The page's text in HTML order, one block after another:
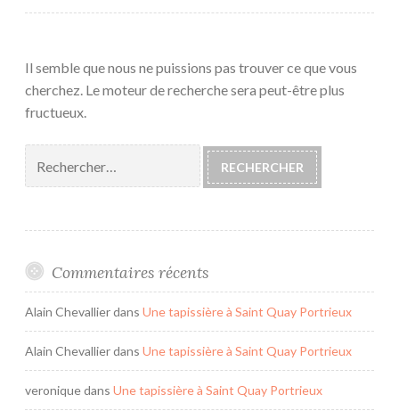
Il semble que nous ne puissions pas trouver ce que vous
cherchez. Le moteur de recherche sera peut-être plus
fructueux.
Commentaires récents
Alain Chevallierdans Une tapissière à Saint Quay Portrieux
Alain Chevallierdans Une tapissière à Saint Quay Portrieux
veroniquedans Une tapissière à Saint Quay Portrieux